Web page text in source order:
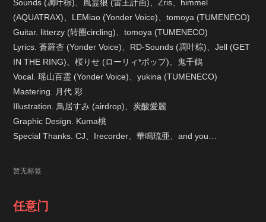
Sounds (凋叶棕)、風霊狼 (雷王計画)、Zris、himmel
(AQUATRAX)、LEMiao (Yonder Voice)、tomoya (TUMENECO)
Guitar. litterzy (转圈circling)、tomoya (TUMENECO)
Lyrics. 蒼羅杏 (Yonder Voice)、RD-Sounds (凋叶棕)、Jell (GET
IN THE RING)、桜りせ (ローリィ*ポップ)、鬼千鶴
Vocal. 瑶山百霊 (Yonder Voice)、yukina (TUMENECO)
Mastering. 月代 彩
Illustration. 鳥居すみ (airdrop)、炭酸愛麗
Graphic Design. Kuma桃
Special Thanks. CJ、Irecorder、華鳴琉亜、and you…
暂无标签
任意门